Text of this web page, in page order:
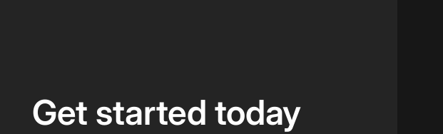
Get started today